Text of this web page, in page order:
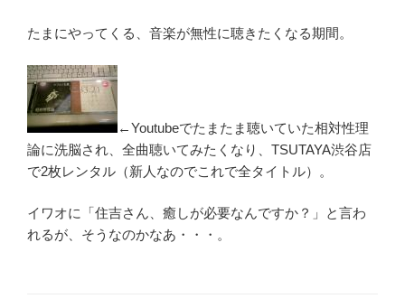
たまにやってくる、音楽が無性に聴きたくなる期間。
←Youtubeでたまたま聴いていた相対性理
論に洗脳され、全曲聴いてみたくなり、TSUTAYA渋谷店
で2枚レンタル（新人なのでこれで全タイトル）。
イワオに「住吉さん、癒しが必要なんですか？」と言わ
れるが、そうなのかなあ・・・。